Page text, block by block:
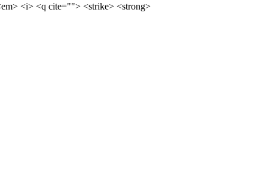
<i> <q cite=""> <strike> <strong>